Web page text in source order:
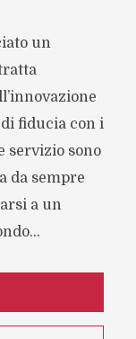
un
fiducia con i
servizio sono
da sempre
a un